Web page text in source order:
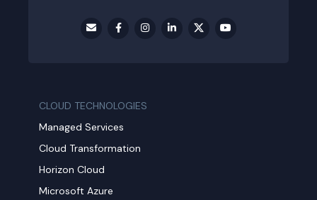
CLOUD TECHNOLOGIES
Managed Services
Cloud Transformation
Horizon Cloud
Microsoft Azure